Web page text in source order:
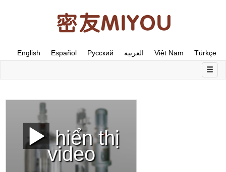
English Español Русский العربية Việt Nam Türkçe
hiển thị
video